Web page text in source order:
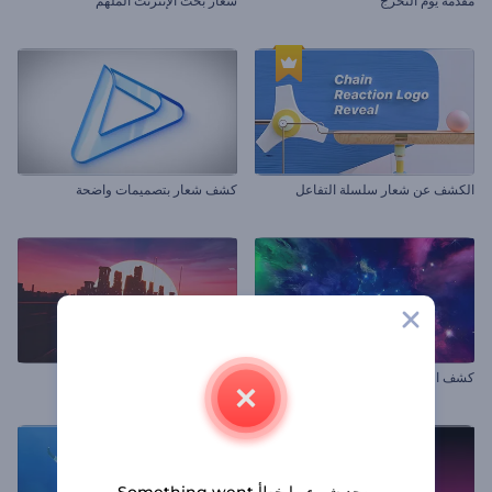
الكشف عن شعار سلسلة التفاعل كشف شعار بتصميمات واضحة
كشف الشعار في السديم المتوهج الشعار المستقبلي القديم الملهم